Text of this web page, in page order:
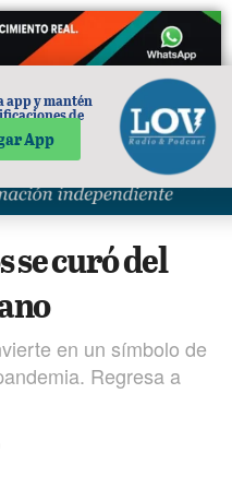
se curó del
en un símbolo de
Regresa a
app y mantén
de
App